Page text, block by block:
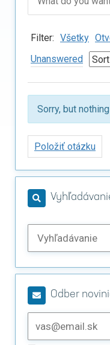
Filter: Všetky
Unanswered
Sorry, but
Položiť otázku
Odber